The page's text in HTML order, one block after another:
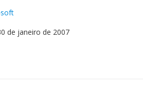
de janeiro de 2007